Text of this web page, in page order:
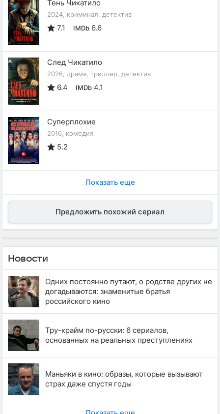
Тень Чикатило
2024, криминал, детектив
7.1 IMDb 6.6
След Чикатило
2026, драма, триллер, детектив
6.4 IMDb 4.1
Суперплохие
2016, комедия
5.2
Показать еще
Предложить похожий сериал
Новости
Одних постоянно путают, о родстве других не
догадываются: знаменитые братья
российского кино
Тру-крайм по-русски: 6 сериалов,
основанных на реальных преступлениях
Маньяки в кино: образы, которые вызывают
страх даже спустя годы